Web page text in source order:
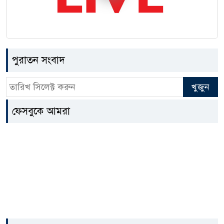
চালক নিহত
প্রদান, চার নারীর অনন্য সংগ্রামের
২৫
লালপুরে হ্যাকিং চক্রের সক্রিয় ৫
২৬
পুরাতন সংবাদ
ফেসবুকে আমরা